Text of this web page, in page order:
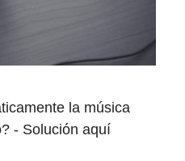
la música
- Solución aquí